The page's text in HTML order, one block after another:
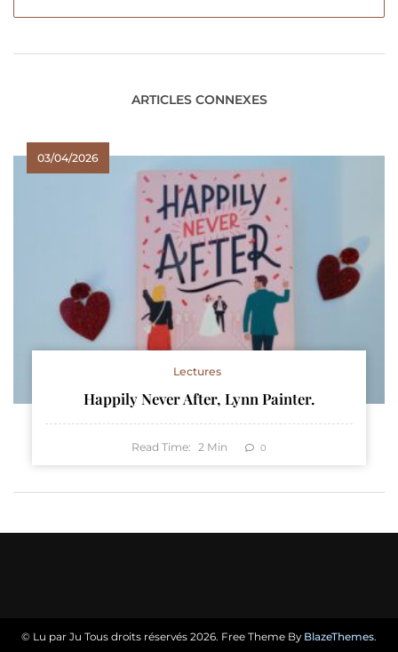
ARTICLES CONNEXES
03/04/2026
Lectures
Happily Never After, Lynn Painter.
Read Time: 2 Min 0
© Lu par Ju Tous droits réservés 2026. Free Theme By BlazeThemes.